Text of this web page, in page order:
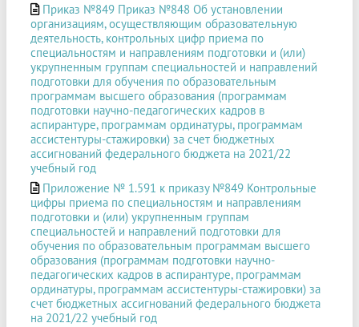
Приказ №849 Приказ №848 Об установлении
организациям, осуществляющим образовательную
деятельность, контрольных цифр приема по
специальностям и направлениям подготовки и (или)
укрупненным группам специальностей и направлений
подготовки для обучения по образовательным
программам высшего образования (программам
подготовки научно-педагогических кадров в
аспирантуре, программам ординатуры, программам
ассистентуры-стажировки) за счет бюджетных
ассигнований федерального бюджета на 2021/22
учебный год
Приложение № 1.591 к приказу №849 Контрольные
цифры приема по специальностям и направлениям
подготовки и (или) укрупненным группам
специальностей и направлений подготовки для
обучения по образовательным программам высшего
образования (программам подготовки научно-
педагогических кадров в аспирантуре, программам
ординатуры, программам ассистентуры-стажировки) за
счет бюджетных ассигнований федерального бюджета
на 2021/22 учебный год